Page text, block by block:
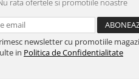
rata ofertele si promotiile noastre
newsletter cu promotiile
in Politica de Confidentialitate